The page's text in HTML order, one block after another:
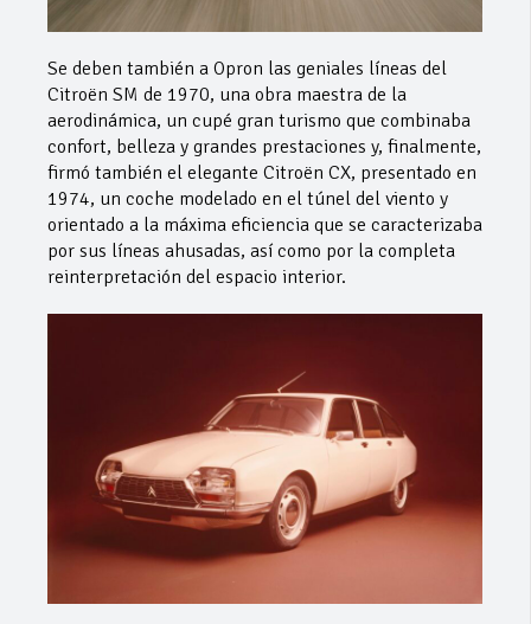
Se deben también a Opron las geniales líneas del
Citroën SM de 1970, una obra maestra de la
aerodinámica, un cupé gran turismo que combinaba
confort, belleza y grandes prestaciones y, finalmente,
firmó también el elegante Citroën CX, presentado en
1974, un coche modelado en el túnel del viento y
orientado a la máxima eficiencia que se caracterizaba
por sus líneas ahusadas, así como por la completa
reinterpretación del espacio interior.